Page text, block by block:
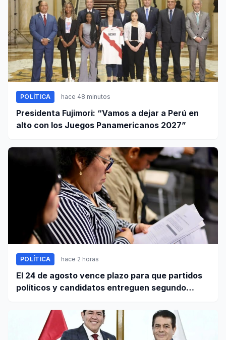
POLÍTICA hace 48 minutos
Presidenta Fujimori: “Vamos a dejar a Perú en
alto con los Juegos Panamericanos 2027”
POLÍTICA hace 2 horas
El 24 de agosto vence plazo para que partidos
políticos y candidatos entreguen segundo